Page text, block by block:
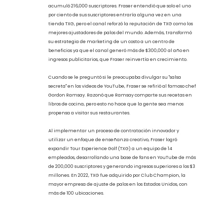
privadas donde el ajustador trabaja uno a uno con un jugador.
Fraser, sin embargo, quería observar a sus aprendices en el
trabajo y quería que aprendieran de sus interacciones con los
clientes. Por lo tanto, diseñó su ubicación con tres bahías de
concepto abierto. Trabajaba desde la bahía central para que
clientes también.Fraser afirmó que estar físicamente cerca de
sus empleados aceleraba su curva de aprendizaje más que
cualquier otra técnica que intentara implementar.
5. Difunde tu experiencia
Fraser estableció un canal de YouTube donde proporcionaba
consejos sobre ajuste de palos de forma gratuita. El canal
acumuló 216,000 suscriptores. Fraser entendió que solo el uno
por ciento de sus suscriptores entraría alguna vez en una
tienda TXG, pero el canal reforzó la reputación de TXG como los
mejores ajustadores de palos del mundo. Además, transformó
su estrategia de marketing de un costo a un centro de